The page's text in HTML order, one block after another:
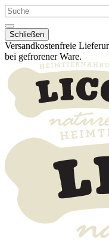
Schließen
Versandkostenfreie
bei gefrorener Ware.